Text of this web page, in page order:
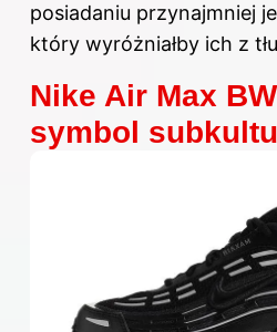
posiadaniu przynajmniej
który wyróżniałby ich z
Nike Air Max
symbol